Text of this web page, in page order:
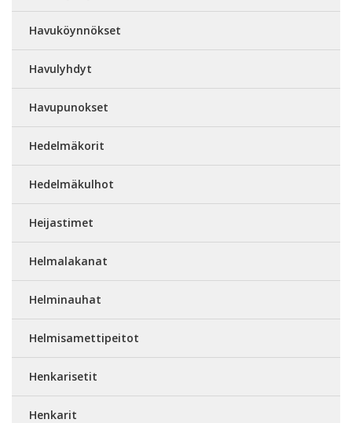
Havuköynnökset
Havulyhdyt
Havupunokset
Hedelmäkorit
Hedelmäkulhot
Heijastimet
Helmalakanat
Helminauhat
Helmisamettipeitot
Henkarisetit
Henkarit